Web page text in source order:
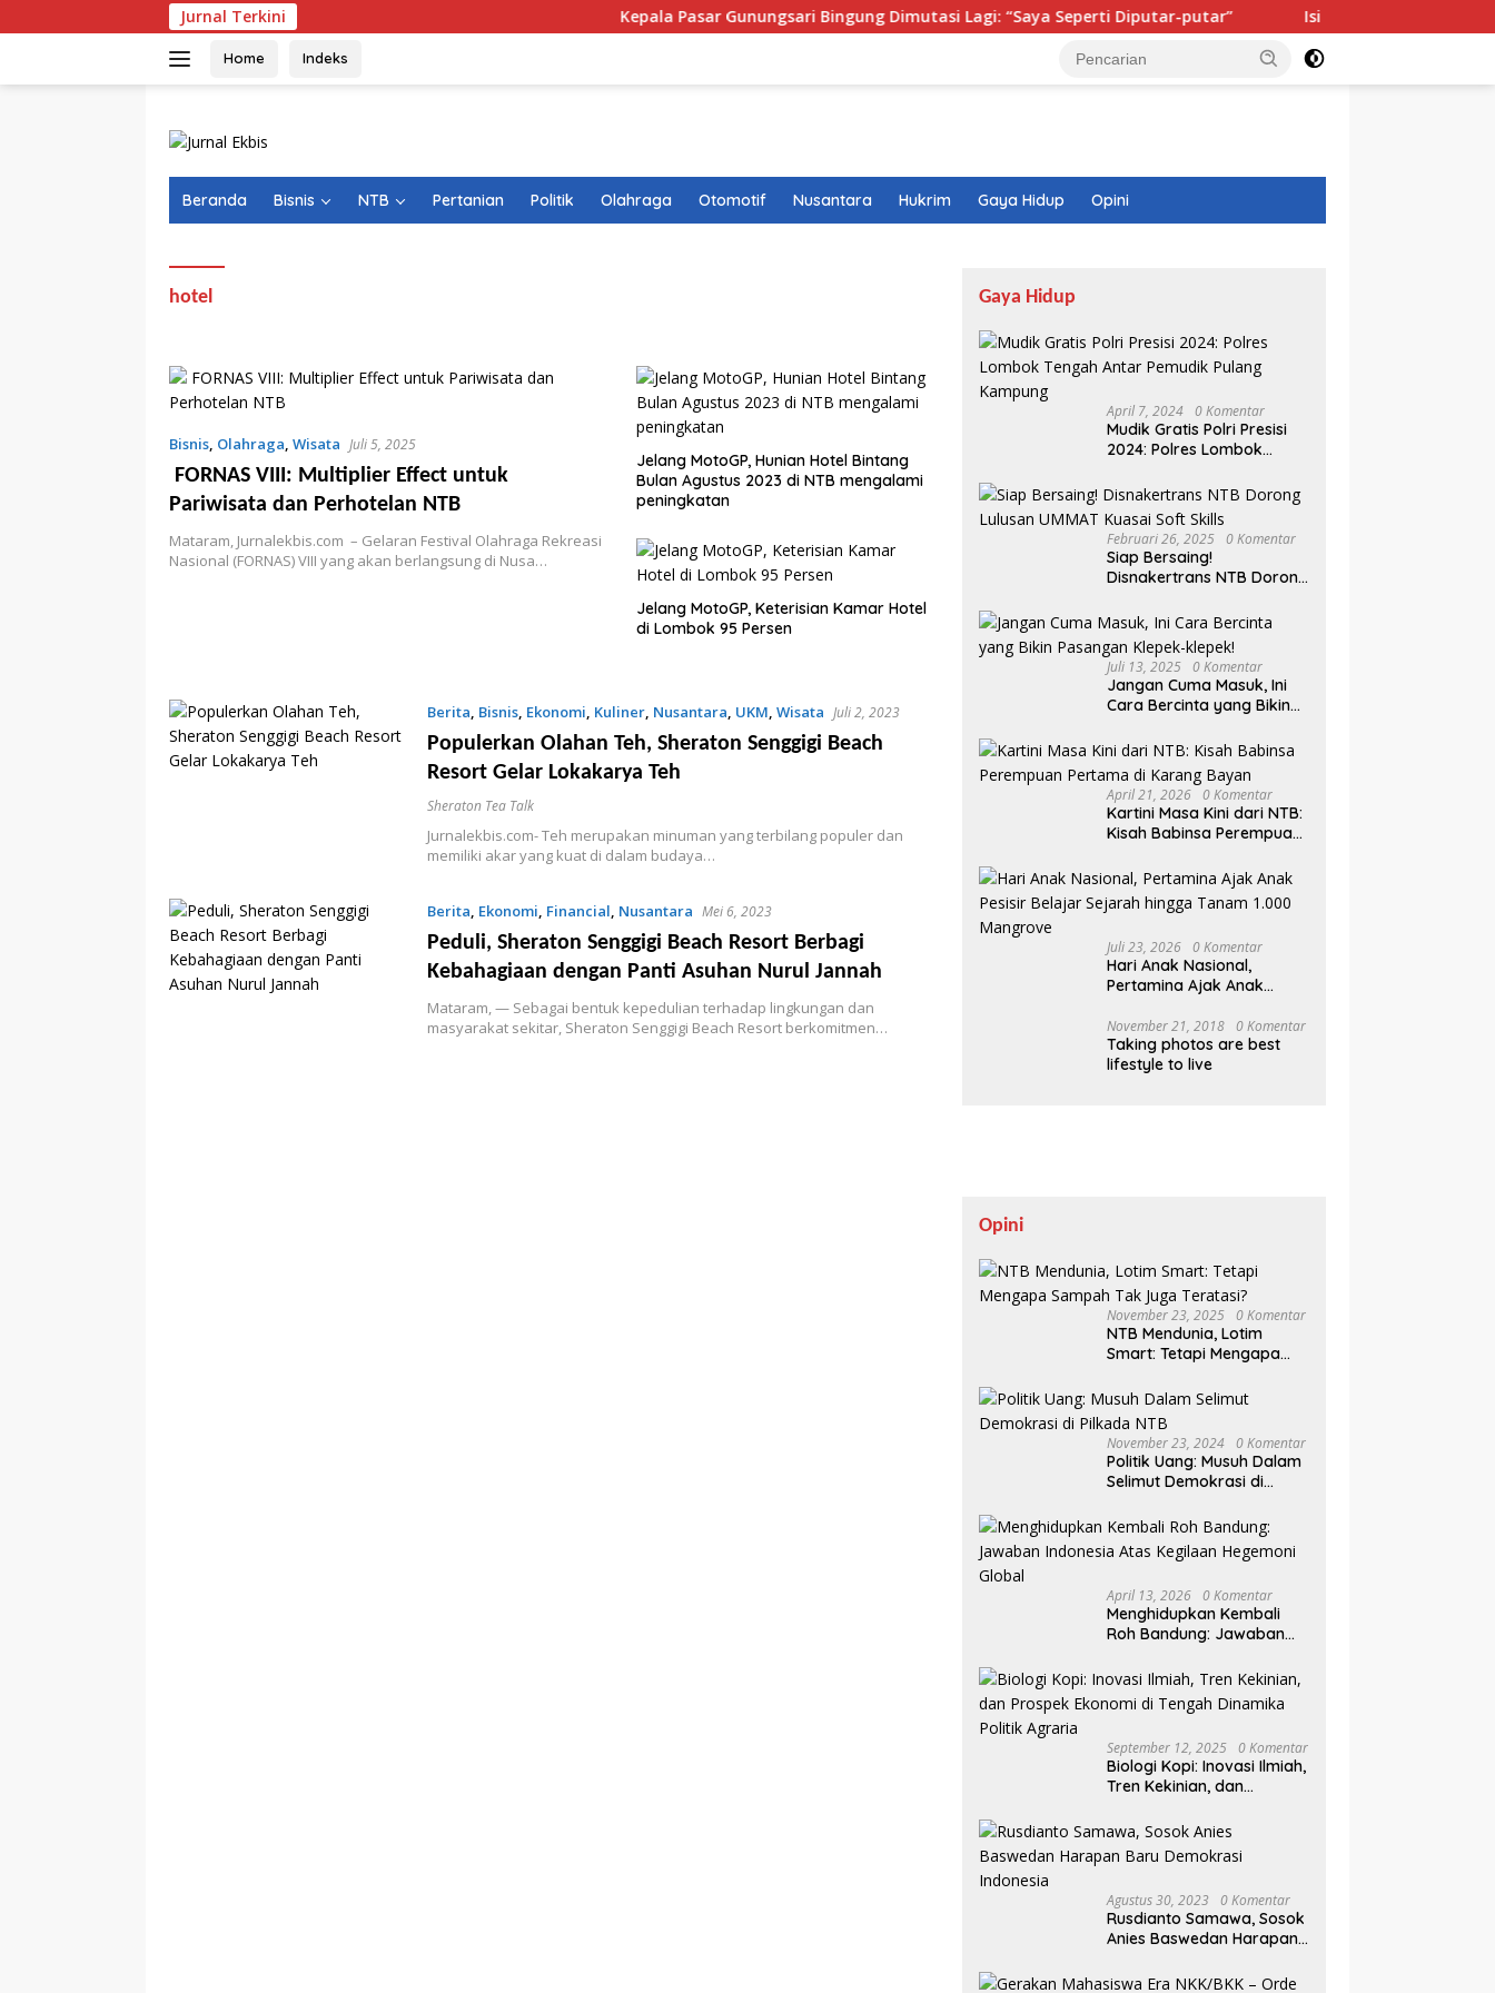
ke
Jurnal Terkini Kepala Pasar Gunungsari Bingung Dimutasi Lagi: “Saya Seperti Diputar-putar” Isi Buku Pelajaran Akan
Home Indeks
Beranda Bisnis NTB Pertanian Politik Olahraga Otomotif Nusantara Hukrim Gaya Hidup Opini
hotel
Bisnis, Olahraga, Wisata Juli 5, 2025
FORNAS VIII: Multiplier Effect untuk
Pariwisata dan Perhotelan NTB
Mataram, Jurnalekbis.com – Gelaran Festival Olahraga Rekreasi
Nasional (FORNAS) VIII yang akan berlangsung di Nusa…
Jelang MotoGP, Hunian Hotel Bintang
Bulan Agustus 2023 di NTB mengalami
peningkatan
Jelang MotoGP, Keterisian Kamar Hotel
di Lombok 95 Persen
Berita, Bisnis, Ekonomi, Kuliner, Nusantara, UKM, Wisata Juli 2, 2023
Populerkan Olahan Teh, Sheraton Senggigi Beach
Resort Gelar Lokakarya Teh
Sheraton Tea Talk
Jurnalekbis.com- Teh merupakan minuman yang terbilang populer dan
memiliki akar yang kuat di dalam budaya…
Berita, Ekonomi, Financial, Nusantara Mei 6, 2023
Peduli, Sheraton Senggigi Beach Resort Berbagi
Kebahagiaan dengan Panti Asuhan Nurul Jannah
Mataram, — Sebagai bentuk kepedulian terhadap lingkungan dan
masyarakat sekitar, Sheraton Senggigi Beach Resort berkomitmen…
Gaya Hidup
April 7, 2024 0 Komentar
Mudik Gratis Polri Presisi
2024: Polres Lombok
Pulang Kampung
Februari 26, 2025 0 Komentar
Siap Bersaing!
Disnakertrans NTB Dorong
Soft Skills
Juli 13, 2025 0 Komentar
Jangan Cuma Masuk, Ini
Cara Bercinta yang Bikin
April 21, 2026 0 Komentar
Kartini Masa Kini dari NTB:
Kisah Babinsa Perempuan
Juli 23, 2026 0 Komentar
Hari Anak Nasional,
Pertamina Ajak Anak
hingga Tanam 1.000
Mangrove
November 21, 2018 0 Komentar
Taking photos are best
lifestyle to live
Opini
November 23, 2025 0 Komentar
NTB Mendunia, Lotim
Smart: Tetapi Mengapa
Teratasi?
November 23, 2024 0 Komentar
Politik Uang: Musuh Dalam
Selimut Demokrasi di
April 13, 2026 0 Komentar
Menghidupkan Kembali
Roh Bandung: Jawaban
Hegemoni Global
September 12, 2025 0 Komentar
Biologi Kopi: Inovasi Ilmiah,
Tren Kekinian, dan
Tengah Dinamika Politik
Agraria
Agustus 30, 2023 0 Komentar
Rusdianto Samawa, Sosok
Anies Baswedan Harapan